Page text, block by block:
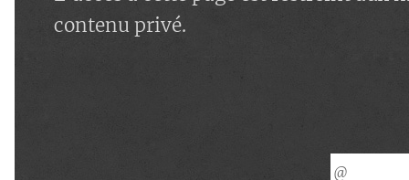
contenu privé.